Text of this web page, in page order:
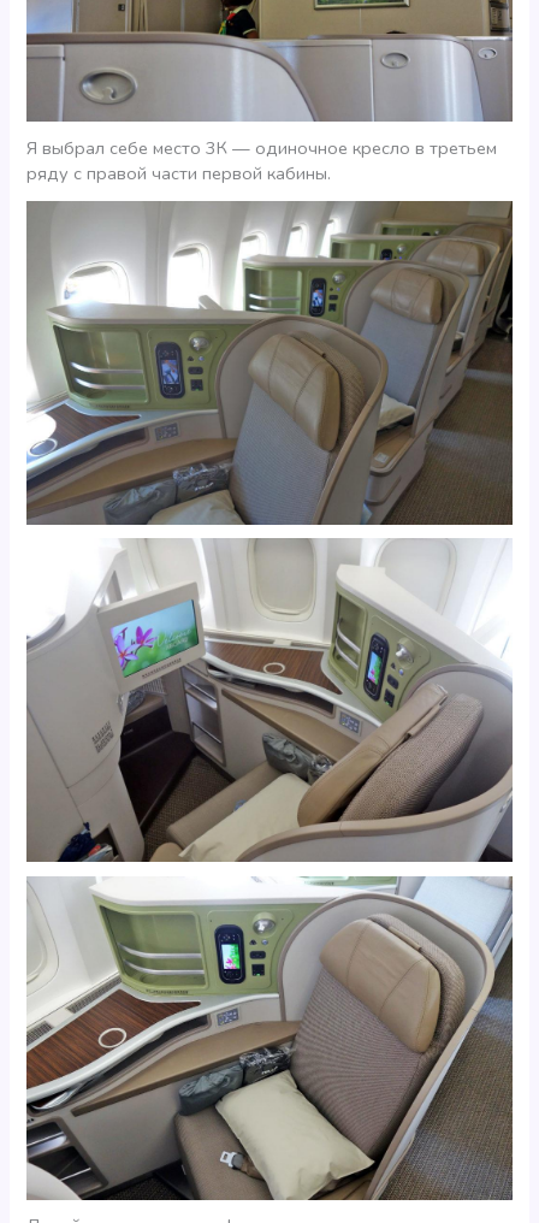
Я выбрал себе место 3К — одиночное кресло в третьем
ряду с правой части первой кабины.